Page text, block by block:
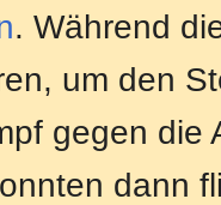
. Während
um den
gegen die
dann